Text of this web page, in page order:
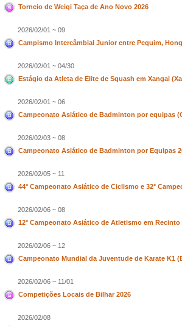
Torneio de Weiqi Taça de Ano Novo 2026
2026/02/01 ~ 09
Campismo Intercâmbial Junior entre Pequim,
2026/02/01 ~ 04/30
Estágio da Atleta de Elite de Squash em Xangai
2026/02/01 ~ 06
Campeonato Asiático de Badminton por equipas
2026/02/03 ~ 08
Campeonato Asiático de Badminton por Equipas
2026/02/05 ~ 11
44° Campeonato Asiático de Ciclismo e 32°
2026/02/06 ~ 08
12° Campeonato Asiático de Atletismo em
2026/02/06 ~ 12
Campeonato Mundial da Juventude de Karate K1
2026/02/06 ~ 11/01
Competições Locais de Bilhar 2026
2026/02/08